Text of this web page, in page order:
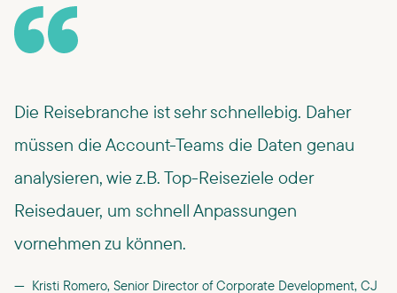
Die Reisebranche ist sehr schnellebig. Daher
müssen die Account-Teams die Daten genau
analysieren, wie z.B. Top-Reiseziele oder
Reisedauer, um schnell Anpassungen
vornehmen zu können.
Kristi Romero, Senior Director of Corporate Development, CJ